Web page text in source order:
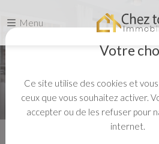
Menu
Votre
Ce site utilise des cookies et
ceux que vous souhaitez activer.
accepter ou de les refuser pour
internet.